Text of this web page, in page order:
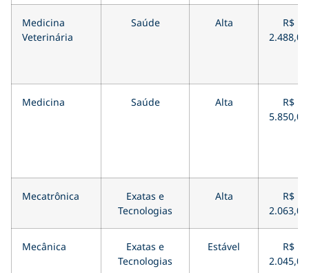
Medicina
Veterinária
Saúde Alta
R$
2.488,00
Medicina Saúde Alta
R$
5.850,00
Mecatrônica
Exatas e
Tecnologias
Alta
R$
2.063,00
Mecânica
Exatas e
Tecnologias
Estável
R$
2.045,00